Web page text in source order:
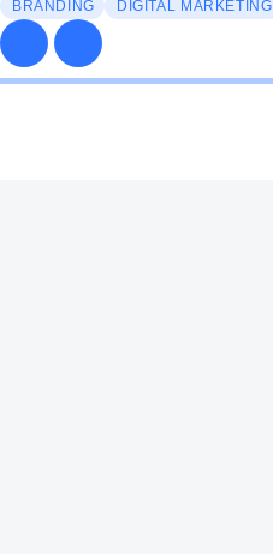
BRANDING DIGITAL MARKETING